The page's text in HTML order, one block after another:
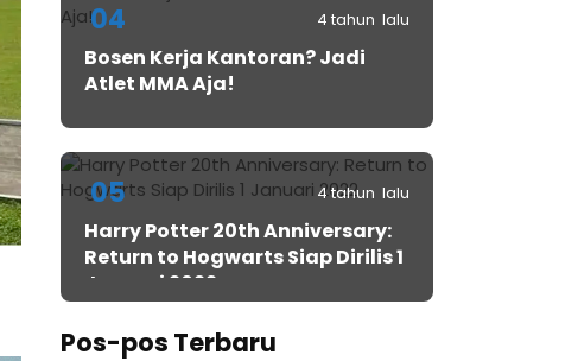
04 4 tahun lalu
Bosen Kerja Kantoran? Jadi
Atlet MMA Aja!
05 4 tahun lalu
Harry Potter 20th Anniversary:
Return to Hogwarts Siap Dirilis 1
Januari 2022
Pos-pos Terbaru